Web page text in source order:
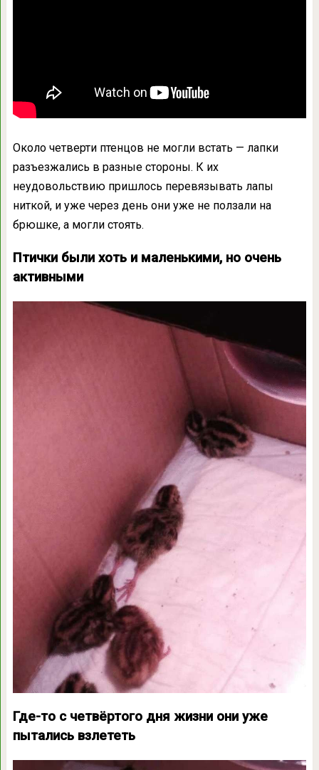
Около четверти птенцов не могли встать — лапки
разъезжались в разные стороны. К их
неудовольствию пришлось перевязывать лапы
ниткой, и уже через день они уже не ползали на
брюшке, а могли стоять.
Птички были хоть и маленькими, но очень
активными
Где-то с четвёртого дня жизни они уже
пытались взлететь